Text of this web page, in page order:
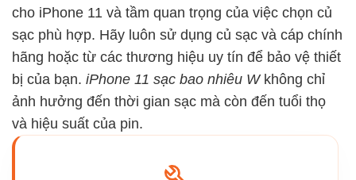
cho iPhone 11 và tầm quan trọng của việc chọn củ
sạc phù hợp. Hãy luôn sử dụng củ sạc và cáp chính
hãng hoặc từ các thương hiệu uy tín để bảo vệ thiết
bị của bạn. iPhone 11 sạc bao nhiêu Wkhông chỉ
ảnh hưởng đến thời gian sạc mà còn đến tuổi thọ
và hiệu suất của pin.